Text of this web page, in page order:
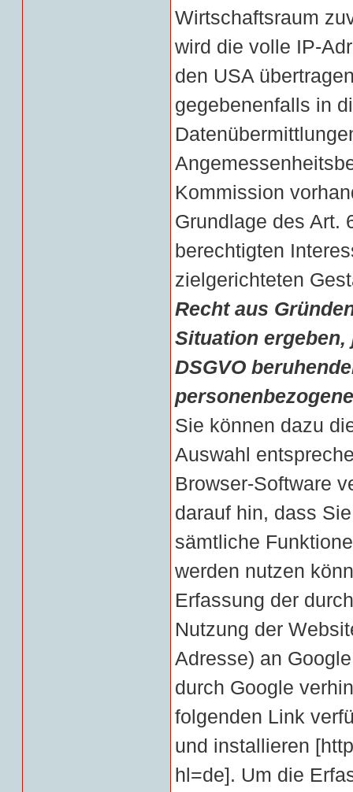
Wirtschaftsraum
wird die volle IP-
den USA
gegebenenfalls in
Kommission
Grundlage des Art.
berechtigten
zielgerichteten
Recht aus
Situation ergeben,
DSGVO
Sie können dazu
Auswahl
Browser-Software
darauf hin, dass
sämtliche
werden nutzen
Erfassung der
Nutzung der
Adresse) an
durch Google
folgenden Link
und installieren [
hl=de]. Um die